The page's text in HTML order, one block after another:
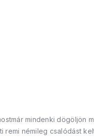
mindenki dögöljön
remi némileg csalódást